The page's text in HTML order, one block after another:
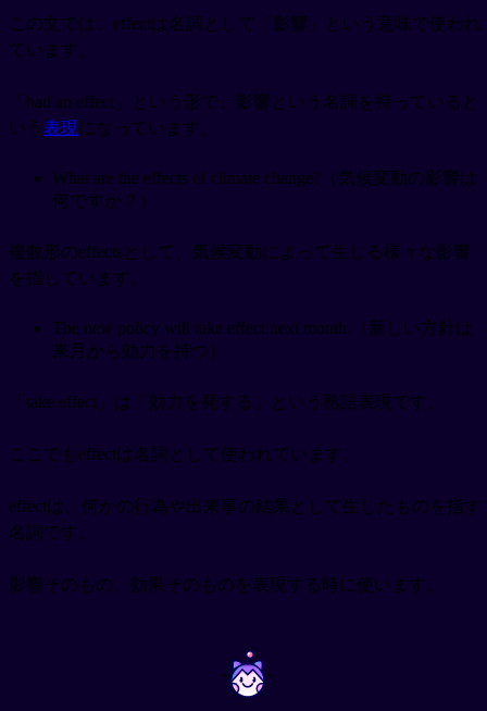
この文では、effectは名詞として「影響」という意味で使われ
ています。
「had an effect」という形で、影響という名詞を持っていると
いう 表現になっています。
What are the effects of climate change?（気候変動の影響は
何ですか？）
複数形のeffectsとして、気候変動によって生じる様々な影響
を指しています。
The new policy will take effect next month.（新しい方針は
来月から効力を持つ）
「take effect」は「効力を発する」という熟語表現です。
ここでもeffectは名詞として使われています。
effectは、何かの行為や出来事の結果として生じたものを指す
名詞です。
影響そのもの、効果そのものを表現する時に使います。
~ ~